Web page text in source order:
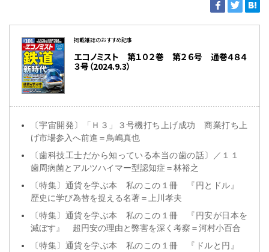
掲載雑誌のおすすめ記事
エコノミスト 第１０２巻 第２６号 通巻４８４
３号（2024.9.3）
〔宇宙開発〕「Ｈ３」３号機打ち上げ成功 商業打ち上
げ市場参入へ前進＝鳥嶋真也
〔歯科技工士だから知っている本当の歯の話〕／１１
歯周病菌とアルツハイマー型認知症＝林裕之
〔特集〕通貨を学ぶ本 私のこの１冊 『円とドル』
歴史に学び為替を捉える名著＝上川孝夫
〔特集〕通貨を学ぶ本 私のこの１冊 『円安が日本を
滅ぼす』 超円安の理由と弊害を深く考察＝河村小百合
〔特集〕通貨を学ぶ本 私のこの１冊 『ドルと円』